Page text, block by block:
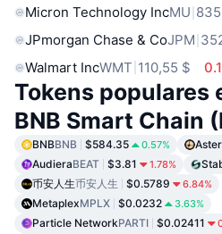
Micron Technology IncMU
JPmorgan Chase & CoJPM
Walmart IncWMT 110,55 $
Tokens populares
BNB Smart Chain
BNBBNB $584.35 0.57% Aster
AudieraBEAT $3.81 1.78%
币安人生币安人生 $0.5789 6.84%
MetaplexMPLX $0.0232 3.63%
Particle NetworkPARTI $0.02411